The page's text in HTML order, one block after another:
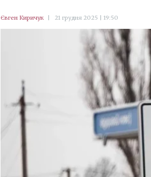
Євген Киричук 21 грудня 2025 | 19:50